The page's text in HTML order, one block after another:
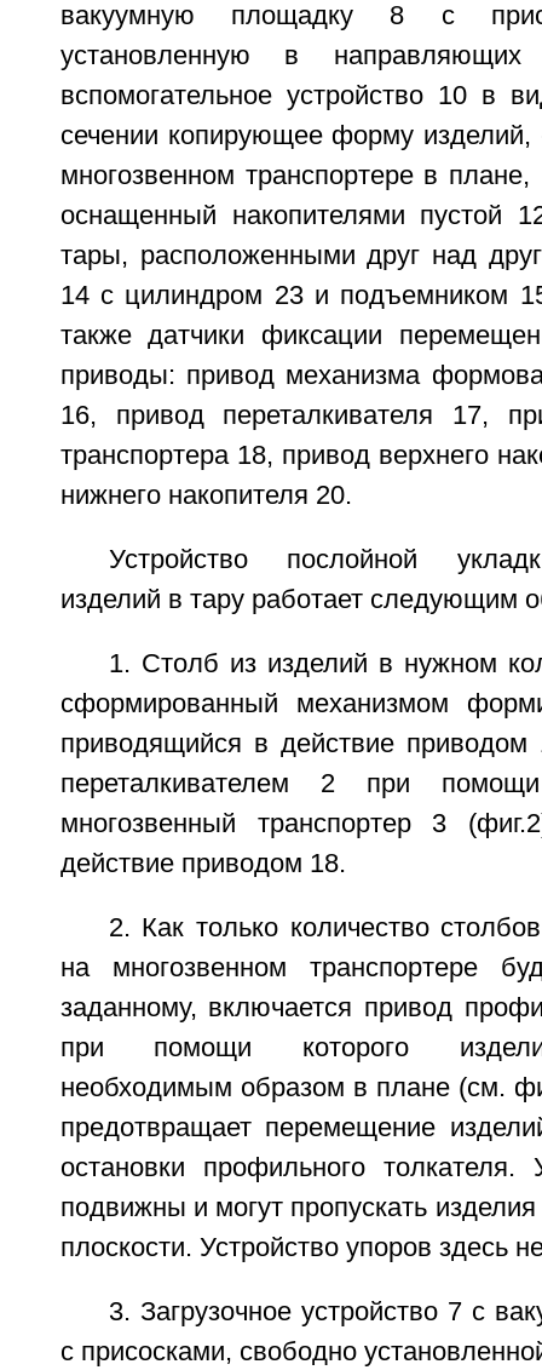
вакуумную площадку 8 с
установленную в
вспомогательное устройство 10 в
сечении копирующее форму
многозвенном транспортере в
оснащенный накопителями пустой
тары, расположенными друг над
14 с цилиндром 23 и подъемником
также датчики фиксации
приводы: привод механизма
16, привод переталкивателя 17,
транспортера 18, привод верхнего
нижнего накопителя 20.
Устройство послойной
изделий в тару работает следующим
1. Столб из изделий в нужном
сформированный механизмом
приводящийся в действие приводом
переталкивателем 2 при
многозвенный транспортер 3
действие приводом 18.
2. Как только количество
на многозвенном транспортере
заданному, включается привод
при помощи которого
необходимым образом в плане (см.
предотвращает перемещение
остановки профильного толкателя.
подвижны и могут пропускать
плоскости. Устройство упоров здесь
3. Загрузочное устройство 7 с
с присосками, свободно